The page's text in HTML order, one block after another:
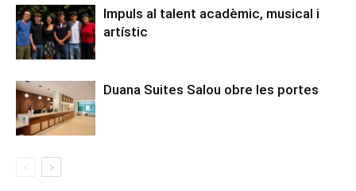
Impuls al talent acadèmic, musical i
artístic
Duana Suites Salou obre les portes